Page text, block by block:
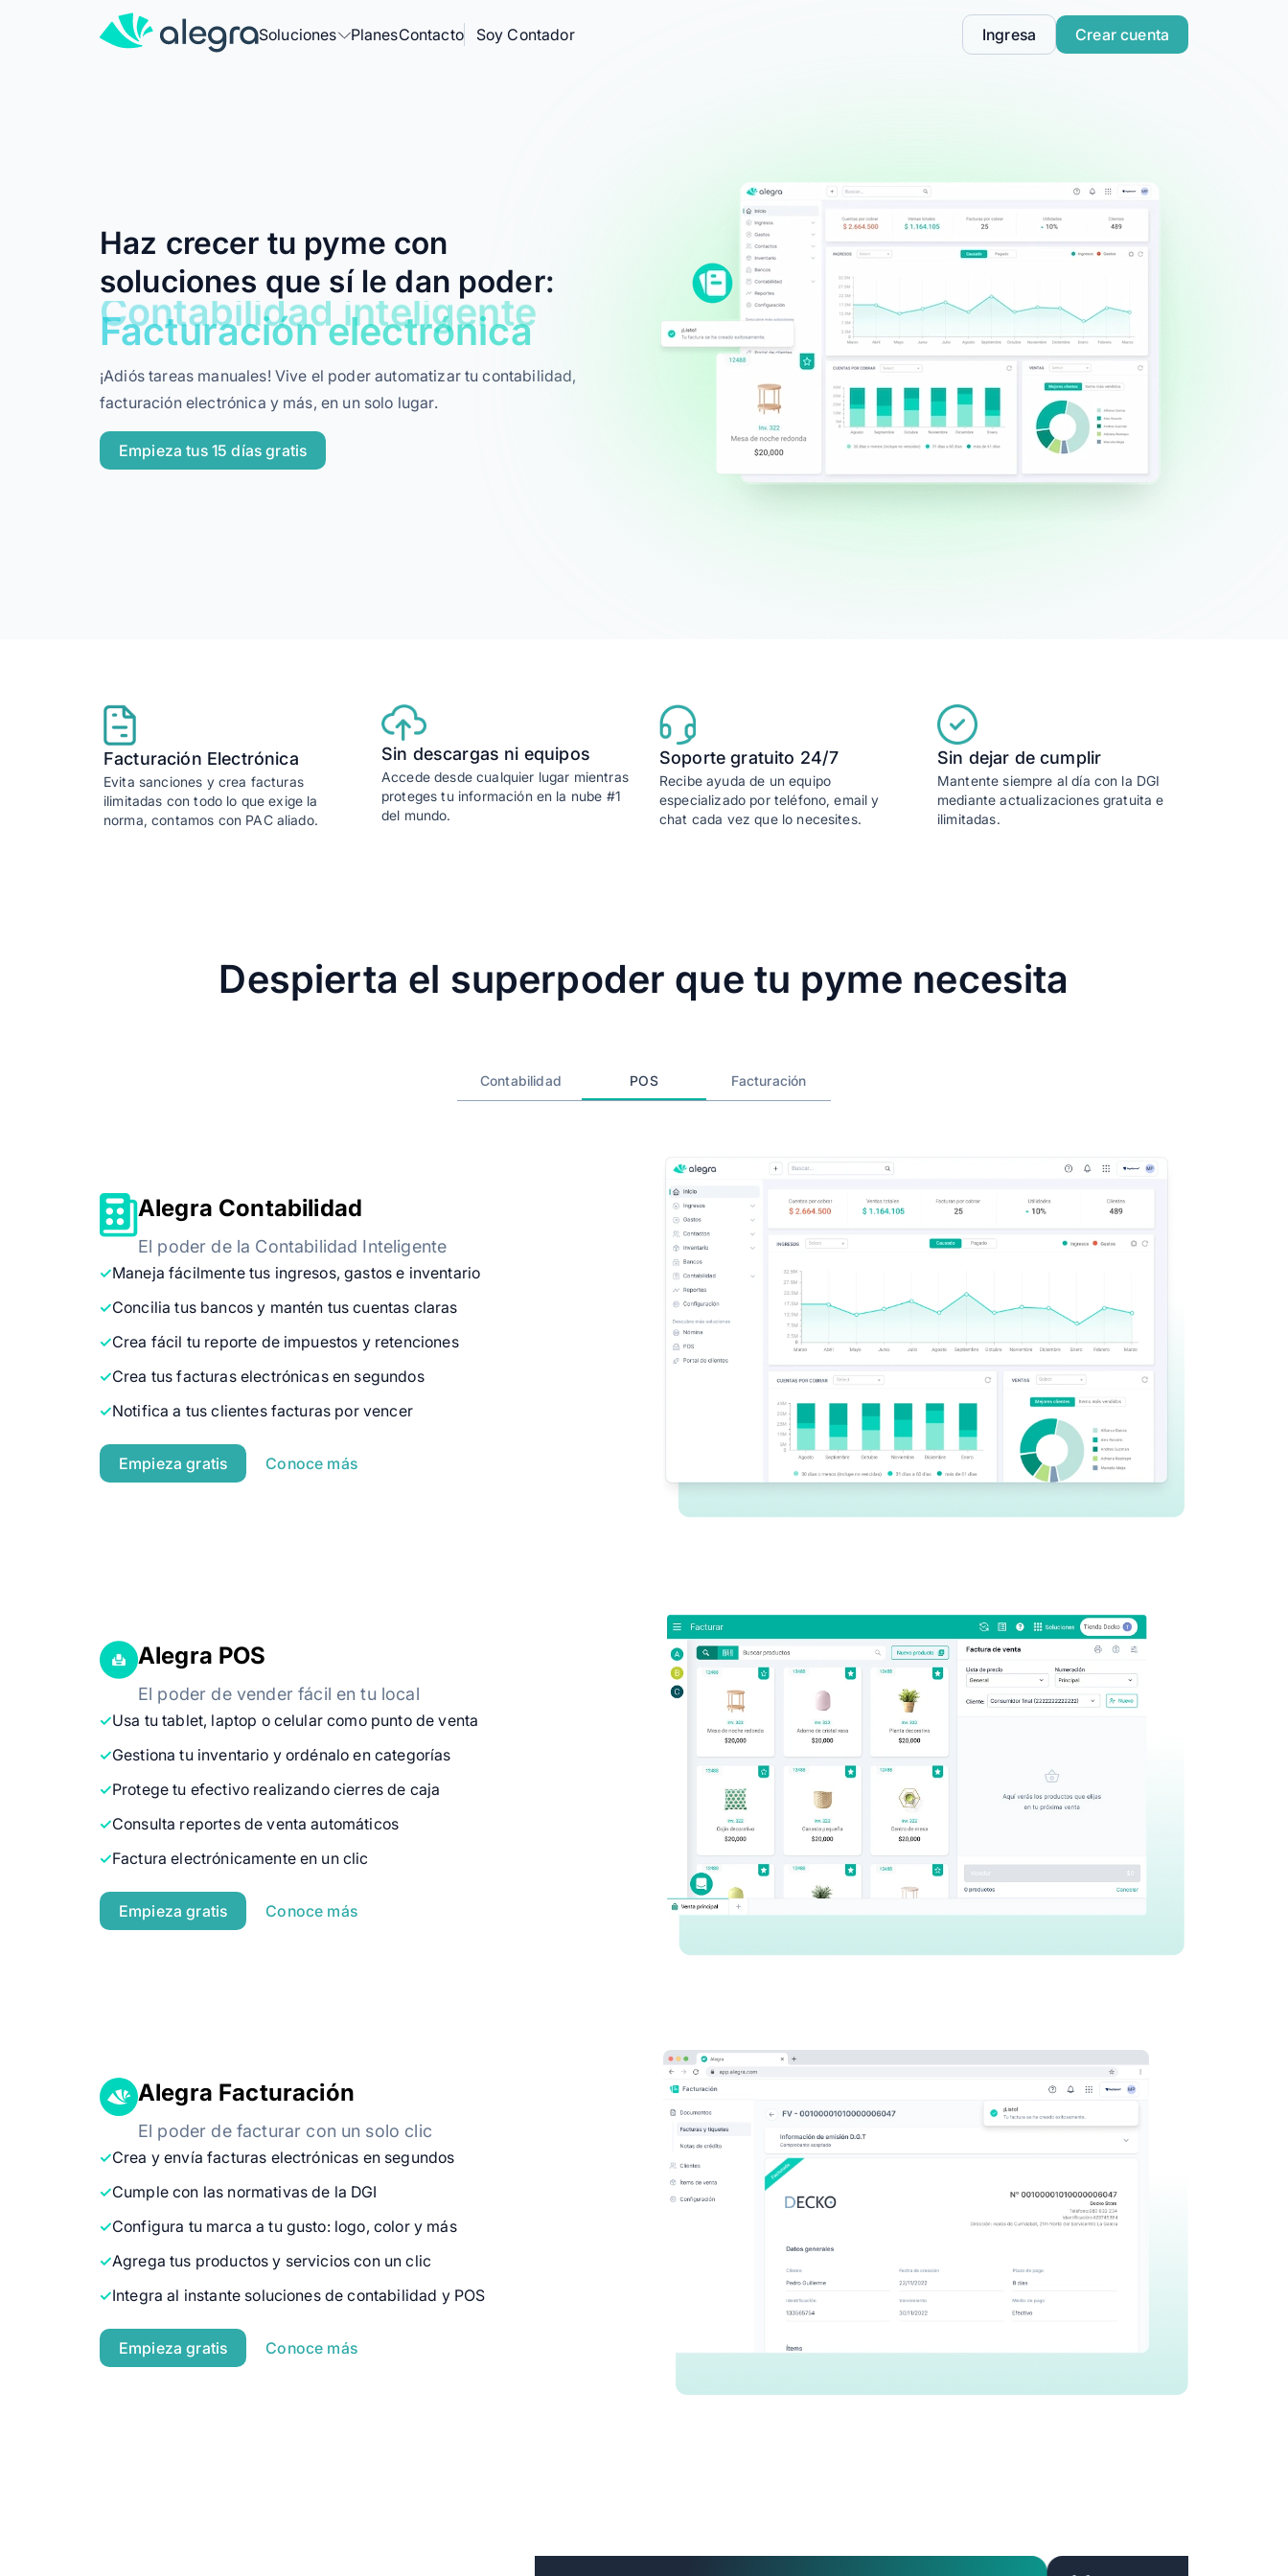
Soluciones
Contabiliza, factura y controla tu stock
POS
Vende y factura sin impresora fiscal
Para contadores
Alegra para Contadores
Automatiza tu trabajo y ahorra tiempo
PlanesContacto Soy Contador Ingresa Crear cuenta
Haz crecer tu pyme con
soluciones que sí le dan poder:
Facturación electrónica
¡Adiós tareas manuales! Vive el poder automatizar tu contabilidad,
facturación electrónica y más, en un solo lugar.
Empieza tus 15 días gratis
Facturación Electrónica
Evita sanciones y crea facturas
ilimitadas con todo lo que exige la
norma, contamos con PAC aliado.
Sin descargas ni equipos
Accede desde cualquier lugar mientras
proteges tu información en la nube #1
del mundo.
Soporte gratuito 24/7
Recibe ayuda de un equipo
especializado por teléfono, email y
chat cada vez que lo necesites.
Sin dejar de cumplir
Mantente siempre al día con la DGI
mediante actualizaciones gratuita e
ilimitadas.
Despierta el superpoder que tu pyme necesita
Contabilidad POS Facturación
Alegra Contabilidad
El poder de la Contabilidad Inteligente
Maneja fácilmente tus ingresos, gastos e inventario
Concilia tus bancos y mantén tus cuentas claras
Crea fácil tu reporte de impuestos y retenciones
Crea tus facturas electrónicas en segundos
Notifica a tus clientes facturas por vencer
Empieza gratis Conoce más
Alegra POS
El poder de vender fácil en tu local
Usa tu tablet, laptop o celular como punto de venta
Gestiona tu inventario y ordénalo en categorías
Protege tu efectivo realizando cierres de caja
Consulta reportes de venta automáticos
Factura electrónicamente en un clic
Empieza gratis Conoce más
Alegra Facturación
El poder de facturar con un solo clic
Crea y envía facturas electrónicas en segundos
Cumple con las normativas de la DGI
Configura tu marca a tu gusto: logo, color y más
Agrega tus productos y servicios con un clic
Integra al instante soluciones de contabilidad y POS
Empieza gratis Conoce más